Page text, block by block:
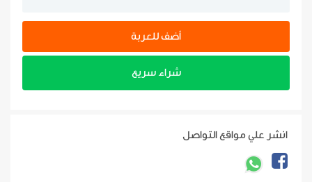
أضف للعربة
شراء سريع
انشر علي مواقع التواصل